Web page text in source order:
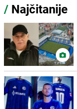
/ Najčitanije